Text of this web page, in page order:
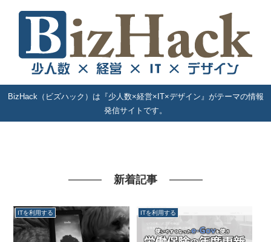
BizHack（ビズハック）は『少人数×経営×IT×デザイン』がテーマの情報
発信サイトです。
新着記事
ITを利用する ITを利用する